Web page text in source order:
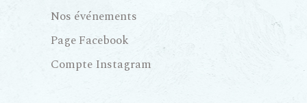
Nos événements
Page Facebook
Compte Instagram